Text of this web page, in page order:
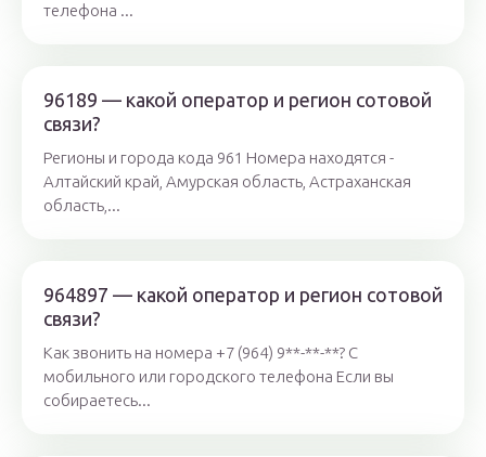
телефона ...
96189 — какой оператор и регион сотовой
связи?
Регионы и города кода 961 Номера находятся -
Алтайский край, Амурская область, Астраханская
область,...
964897 — какой оператор и регион сотовой
связи?
Как звонить на номера +7 (964) 9**-**-**? С
мобильного или городского телефона Если вы
собираетесь...